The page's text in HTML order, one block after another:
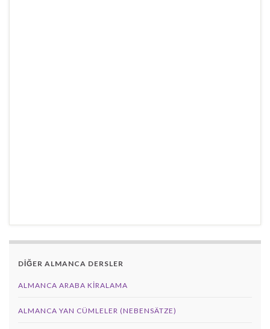
DİĞER ALMANCA DERSLER
ALMANCA ARABA KIRALAMA
ALMANCA YAN CÜMLELER (NEBENSÄTZE)